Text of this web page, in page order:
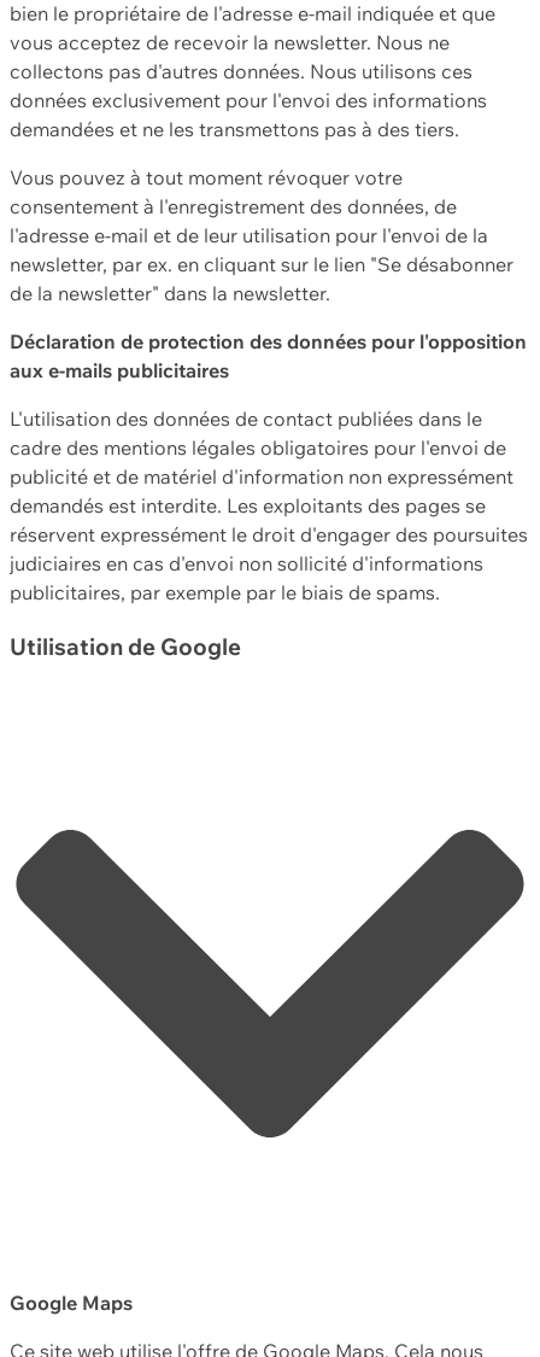
bien le propriétaire de l'adresse e-mail indiquée et que
vous acceptez de recevoir la newsletter. Nous ne
collectons pas d'autres données. Nous utilisons ces
données exclusivement pour l'envoi des informations
demandées et ne les transmettons pas à des tiers.
Vous pouvez à tout moment révoquer votre
consentement à l'enregistrement des données, de
l'adresse e-mail et de leur utilisation pour l'envoi de la
newsletter, par ex. en cliquant sur le lien "Se désabonner
de la newsletter" dans la newsletter.
Déclaration de protection des données pour l'opposition
aux e-mails publicitaires
L'utilisation des données de contact publiées dans le
cadre des mentions légales obligatoires pour l'envoi de
publicité et de matériel d'information non expressément
demandés est interdite. Les exploitants des pages se
réservent expressément le droit d'engager des poursuites
judiciaires en cas d'envoi non sollicité d'informations
publicitaires, par exemple par le biais de spams.
Utilisation de Google
Google Maps
Ce site web utilise l'offre de Google Maps. Cela nous